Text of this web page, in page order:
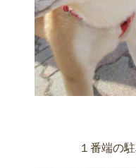
１番端の